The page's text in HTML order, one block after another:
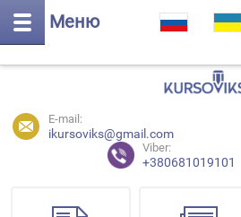
Меню
E-mail:
ikursoviks@gmail.com
Viber:
+380681019101